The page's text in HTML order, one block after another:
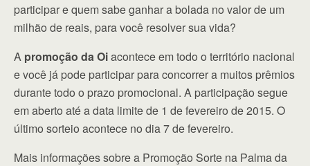
participar e quem sabe ganhar a bolada no valor de um
milhão de reais, para você resolver sua vida?
A promoção da Oiacontece em todo o território nacional
e você já pode participar para concorrer a muitos prêmios
durante todo o prazo promocional. A participação segue
em aberto até a data limite de 1 de fevereiro de 2015. O
último sorteio acontece no dia 7 de fevereiro.
Mais informações sobre a Promoção Sorte na Palma da